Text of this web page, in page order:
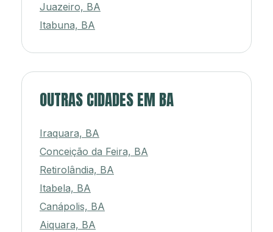
Juazeiro, BA
Itabuna, BA
OUTRAS CIDADES EM BA
Iraquara, BA
Conceição da Feira, BA
Retirolândia, BA
Itabela, BA
Canápolis, BA
Aiquara, BA